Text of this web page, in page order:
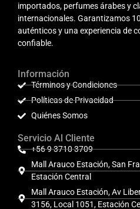
importados, perfumes árabes y
internacionales. Garantizamos
auténticos y una experiencia de
confiable.
Información
Términos y Condiciones
Políticas de Privacidad
Quiénes Somos
Servicio Al Cliente
+56 9 3710 3709
Mall Arauco Estación, San
Estación Central
Mall Arauco Estación, Av
3156, Local 1051, Estación